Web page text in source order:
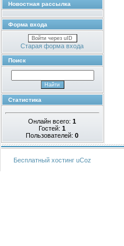
Новостная рассылка
Форма входа
Войти через uID
Старая форма входа
Поиск
Статистика
Онлайн всего:1
Гостей:1
Пользователей:0
Бесплатный хостинг uCoz